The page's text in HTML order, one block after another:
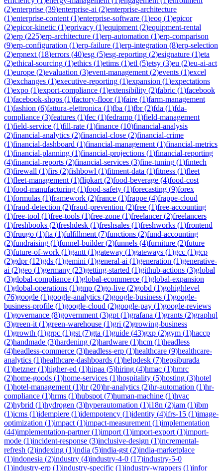
(2)enterprise (39)enterprise-ai (2)enterprise-architecture
(1)enterprise-content (1)enterprise-software (1)eoq (1)epicor
(2)epicor-kinetic (1)eprivacy (1)equipment (2)equipment-rental
(2)erp (225)erp-architecture (1)erp-automation (1)erp-comparison
(9)erp-configuration (1)erp-failure (1)erp-integration (8)erp-selection
(2)erpnext (18)errors (40)esg (5)esg-reporting (2)esignature (1)eta
(2)ethical-sourcing (1)ethics (1)etims (1)etl (5)etsy (3)eu (2)eu-ai-act
(1)europe (2)evaluation (3)event-management (2)events (1)excel
(3)exchanges (1)executive-reporting (1)expansion (1)expectations
(1)expo (1)export-compliance (1)extensibility (2)fabric (1)facebook
(1)facebook-shops (1)factory-floor(1)faire (1)farm-management
(1)fashion (6)fattura-elettronica (1)fba (1)fbr(2)fda (1)fda-
compliance (3)features (1)fec (1)fedramp (1)field-management
(1)field-service (1)fill-rate (1)finance (10)financial-analysis
(2)financial-analytics (2)financial-close (2)financial-crime
(1)financial-dashboard (1)financial-management (1)financial-metrics
(1)financial-planning (1)financial-projections (1)financial-reporting
(4)financial-reports (2)financial-services (3)fine-tuning (1)fintech
(3)firewall (1)firs (2)fishbowl (1)fitment-data (1)fitness (1)fleet
(1)fleet-management (1)flipkart (2)food-beverage (4)food-cost
(1)food-manufacturing (1)food-safety (1)forecasting (9)forex
(1)formulas (1)framework (2)france (1)frappe (4)frappe-cloud
(1)fraud-detection (2)fraud-prevention (2)free (1)free-accounting
(1)free-tool (1)free-tools (1)free-zone (1)freelancer(2)freelancers
(1)freshbooks (2)freshdesk (1)freshsales (1)freshworks (1)frontend
(3)fruugo (1)fta (1)fulfillment (7)functions (2)fund-accounting
(2)fundraising (1)funnel-builder(2)funnels (4)furniture (2)future
(3)future-of-work (1)gantt (1)gateway (1)gateways (1)gcc (1)gcp
(2)gdpr(12)gds (1)gemini (1)general-ai (1)generation (1)generative-
ai (2)geo (1)germany (23)getting-started (1)github-actions (3)global
(3)global-compliance (1)global-ecommerce (1)global-expansion
(1)global-operations (1)gmp (2)go-live (2)gobd (1)gohighlevel
(76)google (1)google-analytics (2)google-business (1)google-
business-profile (1)google-cloud (2)google-pay (1)google-reviews
(1)governance (8)government (3)gpt (1)grafana (1)grants (2)graphql
(3)green-it (1)green-warehouse (1)gri (2)growing-business
(1)growth (1)grpc (1)gst (7)gta (1)guide (43)gxp (2)gym (1)haccp
(2)handmade (3)hardening (2)hardware (1)hcm (1)headless
(4)headless-commerce (3)headless-erp (1)healthcare (9)healthcare-
analytics (1)healthcare-dashboards (1)helpdesk (7)hepsiburada
(1)hetzner(1)higher-ed (1)hipaa (5)hiring (4)hmac (1)hmrc
(2)home-goods (1)home-services (1)hospitality (5)hosting (3)hotel
(1)hotel-management (1)hr(20)hr-analytics (2)hr-automation (1)hr-
compliance (1)hrms (1)hubspot (7)human-machine (1)hvac
(2)hybrid (1)hydrogen (3)hyperautomation (1)i18n (2)iam (1)ibm
(1)icms (1)idempiere (1)idempotency (1)identity (4)ifrs-15 (1)image-
optimization (1)impact (1)impact-measurement (1)implementation
(44)implementation-partner(1)import (1)import-export (1)import-
mode (1)incident-response (3)inclusive-design (1)incremental-
refresh (2)indexing (1)india (5)india-gst (2)india-marketplace
(1)indonesia (2)industry (4)industry-4-0 (17)industry-5-0
(1)industry-erp (1)industry-specific (1)industry-wrappers (1)infor